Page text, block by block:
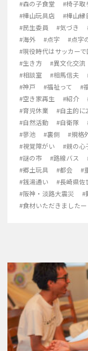
#森の子食堂
#椅子取
#樺山玩具店
#樺山縁
#民生委員
#気づき
#海外
#点字 #点字
#現役時代はサッカー
#生き方
#異文化交流
#相談室
#相馬信夫
#神戸
#福祉って #
#空き家再生
#紹介
#育児休業
#自主的に
#自然活動
#自衛隊
#蓼池
#裏側 #規格
#視覚障がい
#親の心
#謎の市
#路線バス
#郷土玩具
#都会 #
#銭湯通い
#長崎県佐
#阪神・淡路大震災
#
#食材いただきましたー